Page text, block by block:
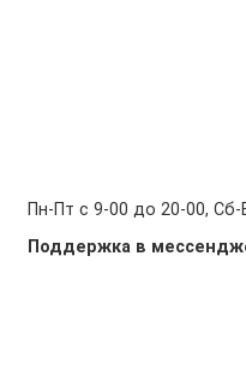
Пн-Пт с 9-00 до 20-00,
Поддержка в